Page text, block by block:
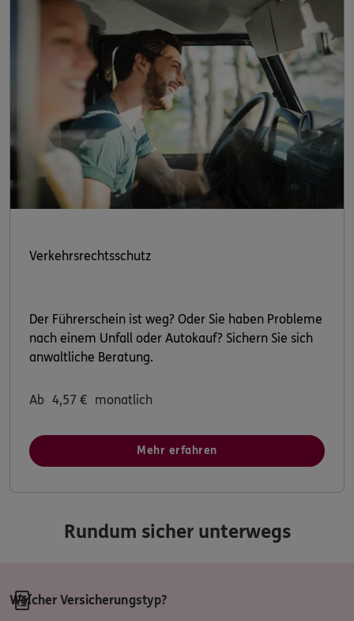
Verkehrsrechtsschutz
Der Führerschein ist weg? Oder Sie haben Probleme
nach einem Unfall oder Autokauf? Sichern Sie sich
anwaltliche Beratung.
Ab 4,57 € monatlich
Mehr erfahren
Rundum sicher unterwegs
Welcher Versicherungstyp?